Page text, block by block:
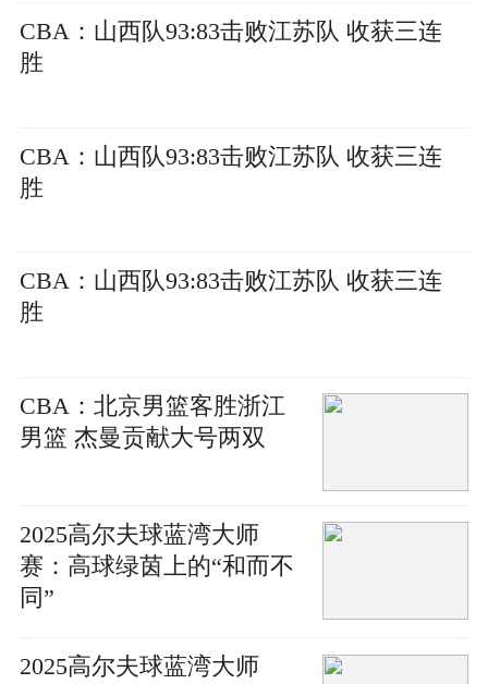
CBA：山西队93:83击败江苏队 收获三连
胜
CBA：山西队93:83击败江苏队 收获三连
胜
CBA：山西队93:83击败江苏队 收获三连
胜
CBA：北京男篮客胜浙江
男篮 杰曼贡献大号两双
2025高尔夫球蓝湾大师
赛：高球绿茵上的“和而不
同”
2025高尔夫球蓝湾大师